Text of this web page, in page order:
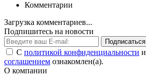
Комментарии
Загрузка комментариев...
Подпишитесь на новости
Подписаться
С политикой конфиденциальности и
соглашением ознакомлен(а).
О компании